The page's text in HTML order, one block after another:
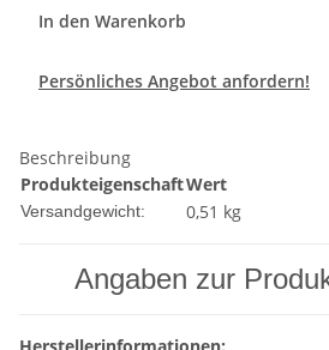
In den Warenkorb
Persönliches Angebot anfordern!
Beschreibung
ProdukteigenschaftWert
Versandgewicht: 0,51 kg
Angaben zur